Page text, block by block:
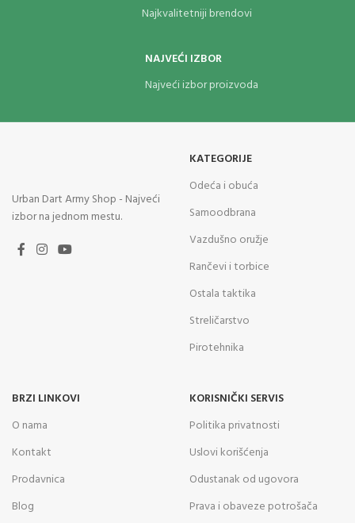
Najkvalitetniji brendovi
NAJVEĆI IZBOR
Najveći izbor proizvoda
Urban Dart Army Shop - Najveći
izbor na jednom mestu.
KATEGORIJE
Odeća i obuća
Samoodbrana
Vazdušno oružje
Rančevi i torbice
Ostala taktika
Streličarstvo
Pirotehnika
BRZI LINKOVI
O nama
Kontakt
Prodavnica
Blog
KORISNIČKI SERVIS
Politika privatnosti
Uslovi korišćenja
Odustanak od ugovora
Prava i obaveze potrošača